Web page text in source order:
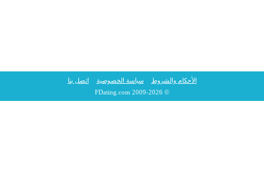
© 2009-2026 FDating.com
الأحكام والشروط سياسة الخصوصية اتصل بنا